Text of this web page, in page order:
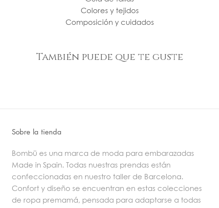
Colores y tejidos
Composición y cuidados
También puede que te guste
Sobre la tienda
Bombü es una marca de moda para embarazadas
Made in Spain. Todas nuestras prendas están
confeccionadas en nuestro taller de Barcelona.
Confort y diseño se encuentran en estas colecciones
de ropa premamá, pensada para adaptarse a todas